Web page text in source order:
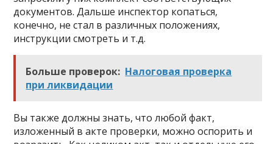
документов. Дальше инспектор копаться,
конечно, не стал в различных положениях,
инструкции смотреть и т.д.
Больше проверок: Налоговая проверка
при ликвидации
Вы также должны знать, что любой факт,
изложенный в акте проверки, можно оспорить и